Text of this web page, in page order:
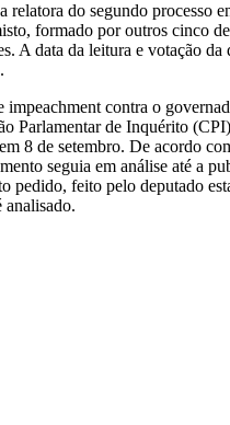
relatora do segundo processo
formado por outros cinco
A data da leitura e votação da
impeachment contra o
Parlamentar de Inquérito
8 de setembro. De acordo
seguia em análise até a
pedido, feito pelo deputado
analisado.